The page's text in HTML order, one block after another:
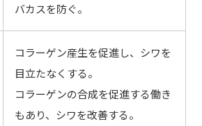
バカスを防ぐ。
コラーゲン産生を促進し、シワを
目立たなくする。
コラーゲンの合成を促進する働き
もあり、シワを改善する。